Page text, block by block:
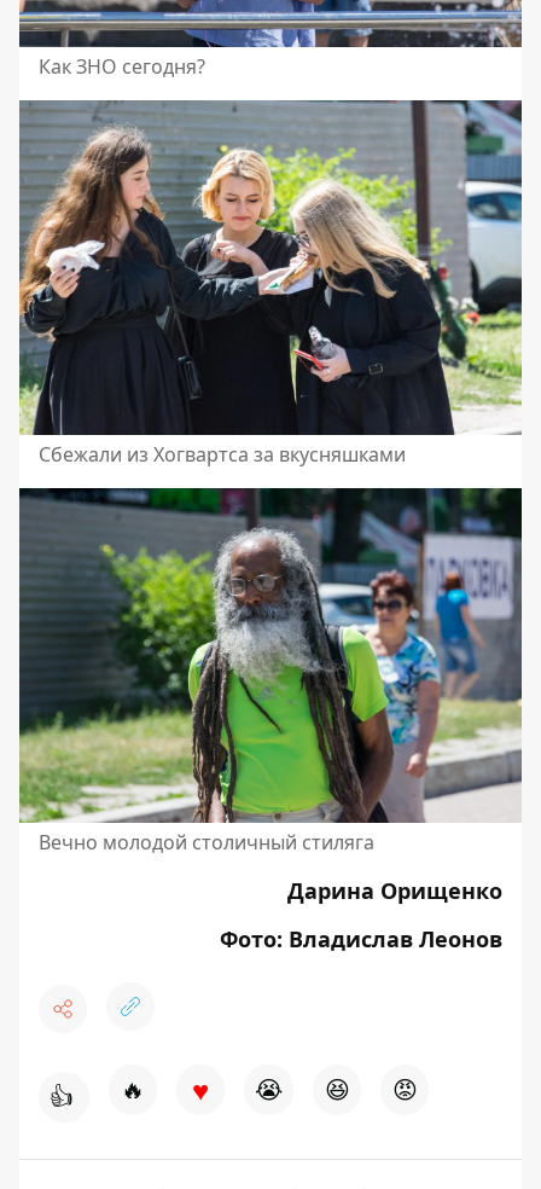
Как ЗНО сегодня?
Сбежали из Хогвартса за вкусняшками
Вечно молодой столичный стиляга
Дарина Орищенко
Фото: Владислав Леонов
👍 🔥 ♥ 😭 😆 😡